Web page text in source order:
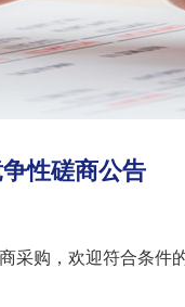
性磋商公告
采购，欢迎符合条件